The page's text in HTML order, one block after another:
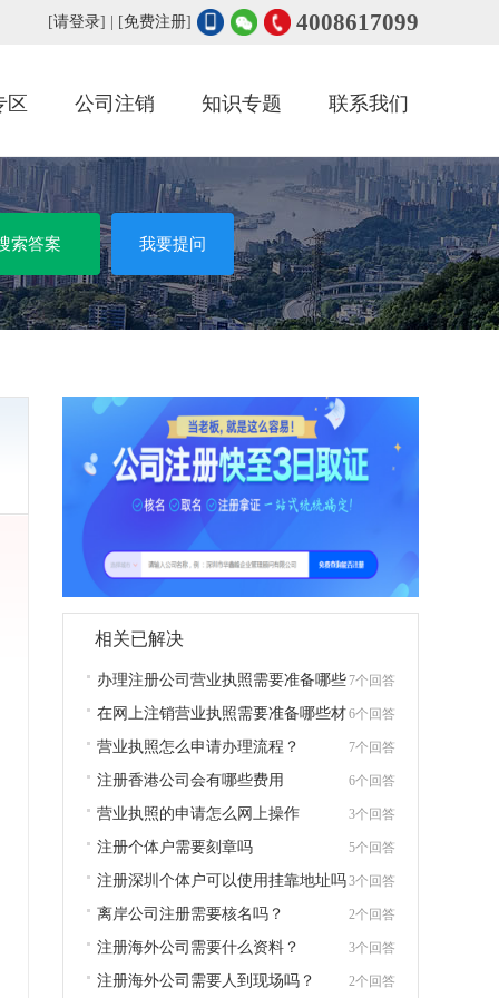
[请登录] | [免费注册] 4008617099
区 公司注销 知识专题 联系我们
相关已解决
7个回答
办理注册公司营业执照需要准备哪些
基本资料？
6个回答
在网上注销营业执照需要准备哪些材
料？
7个回答
营业执照怎么申请办理流程？
6个回答
注册香港公司会有哪些费用
3个回答
营业执照的申请怎么网上操作
5个回答
注册个体户需要刻章吗
3个回答
注册深圳个体户可以使用挂靠地址吗
2个回答
离岸公司注册需要核名吗？
3个回答
注册海外公司需要什么资料？
2个回答
注册海外公司需要人到现场吗？